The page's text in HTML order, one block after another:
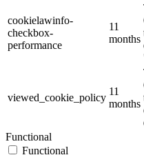
cookielawinfo-
checkbox-
performance
11
months
viewed_cookie_policy
11
months
Functional
Functional